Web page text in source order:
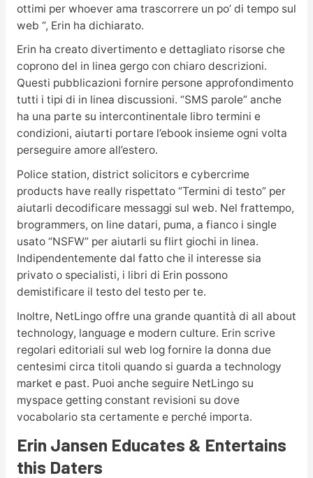
ottimi per whoever ama trascorrere un po’ di tempo sul
web “, Erin ha dichiarato.
Erin ha creato divertimento e dettagliato risorse che
coprono del in linea gergo con chiaro descrizioni.
Questi pubblicazioni fornire persone approfondimento
tutti i tipi di in linea discussioni. “SMS parole” anche
ha una parte su intercontinentale libro termini e
condizioni, aiutarti portare l’ebook insieme ogni volta
perseguire amore all’estero.
Police station, district solicitors e cybercrime
products have really rispettato “Termini di testo” per
aiutarli decodificare messaggi sul web. Nel frattempo,
brogrammers, on line datari, puma, a fianco i single
usato “NSFW” per aiutarli su flirt giochi in linea.
Indipendentemente dal fatto che il interesse sia
privato o specialisti, i libri di Erin possono
demistificare il testo del testo per te.
Inoltre, NetLingo offre una grande quantità di all about
technology, language e modern culture. Erin scrive
regolari editoriali sul web log fornire la donna due
centesimi circa titoli quando si guarda a technology
market e past. Puoi anche seguire NetLingo su
myspace getting constant revisioni su dove
vocabolario sta certamente e perché importa.
Erin Jansen Educates & Entertains
this Daters